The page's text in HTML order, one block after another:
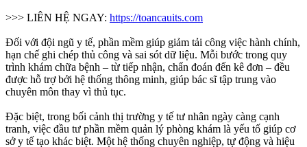
>>> LIÊN HỆ NGAY: https://toancauits.com
Đối với đội ngũ y tế, phần mềm giúp giảm tải công việc hành chính,
hạn chế ghi chép thủ công và sai sót dữ liệu. Mỗi bước trong quy
trình khám chữa bệnh – từ tiếp nhận, chẩn đoán đến kê đơn – đều
được hỗ trợ bởi hệ thống thông minh, giúp bác sĩ tập trung vào
chuyên môn thay vì thủ tục.
Đặc biệt, trong bối cảnh thị trường y tế tư nhân ngày càng cạnh
tranh, việc đầu tư phần mềm quản lý phòng khám là yếu tố giúp cơ
sở y tế tạo khác biệt. Một hệ thống chuyên nghiệp, tự động và hiệu